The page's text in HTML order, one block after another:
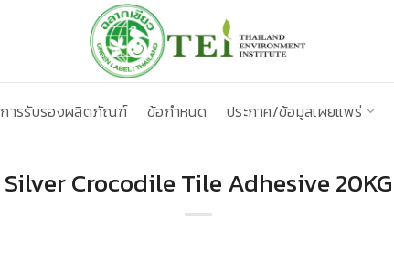
การรับรองผลิตภัณฑ์ ข้อกำหนด ประกาศ/ข้อมูลเผยแพร่
Silver Crocodile Tile Adhesive 20KG